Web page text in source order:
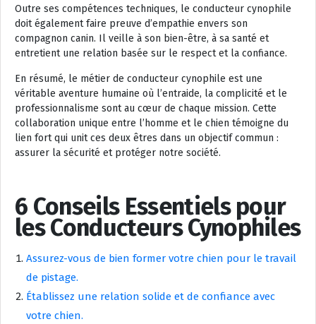
Outre ses compétences techniques, le conducteur cynophile
doit également faire preuve d’empathie envers son
compagnon canin. Il veille à son bien-être, à sa santé et
entretient une relation basée sur le respect et la confiance.
En résumé, le métier de conducteur cynophile est une
véritable aventure humaine où l’entraide, la complicité et le
professionnalisme sont au cœur de chaque mission. Cette
collaboration unique entre l’homme et le chien témoigne du
lien fort qui unit ces deux êtres dans un objectif commun :
assurer la sécurité et protéger notre société.
6 Conseils Essentiels pour
les Conducteurs Cynophiles
Assurez-vous de bien former votre chien pour le travail
de pistage.
Établissez une relation solide et de confiance avec
votre chien.